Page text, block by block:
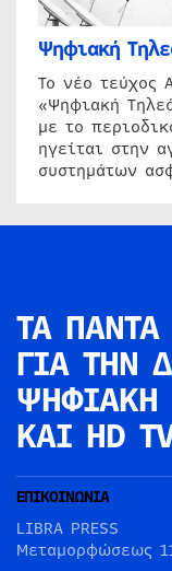
Ψηφιακή
Το νέο τεύχος
«Ψηφιακή
με το
ηγείται στην
συστημάτων
ΤΑ ΠΑΝΤΑ
ΓΙΑ ΤΗΝ
ΨΗΦΙΑΚΗ
ΚΑΙ HD
ΕΠΙΚΟΙΝΩΝΙΑ
LIBRA PRESS
Μεταμορφώσεως